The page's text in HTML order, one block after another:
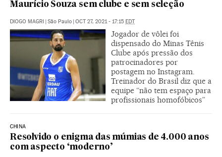
Maurício Souza sem clube e sem seleção
DIOGO MAGRI São Paulo OCT 27, 2021 - 17:15 EDT
Jogador de vôlei foi
dispensado do Minas Tênis
Clube após pressão dos
patrocinadores por
postagem no Instagram.
Treinador do Brasil diz que a
equipe “não tem espaço para
profissionais homofóbicos”
CHINA
Resolvido o enigma das múmias de 4.000 anos
com aspecto ‘moderno’